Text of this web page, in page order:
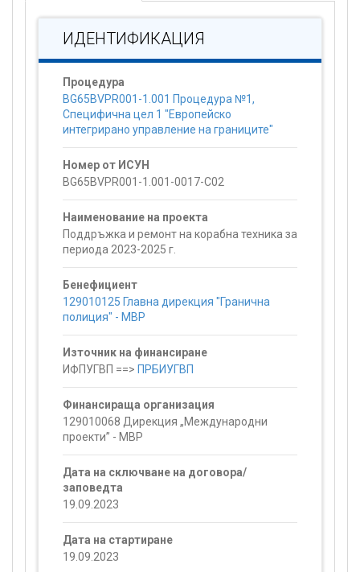
ИДЕНТИФИКАЦИЯ
Процедура
BG65BVPR001-1.001 Процедура №1,
Специфична цел 1 "Европейско
интегрирано управление на границите"
Номер от ИСУН
BG65BVPR001-1.001-0017-C02
Наименование на проекта
Поддръжка и ремонт на корабна техника за
периода 2023-2025 г.
Бенефициент
129010125 Главна дирекция "Гранична
полиция" - МВР
Източник на финансиране
ИФПУГВП ==> ПРБИУГВП
Финансираща организация
129010068 Дирекция „Международни
проекти” - МВР
Дата на сключване на договора/
заповедта
19.09.2023
Дата на стартиране
19.09.2023